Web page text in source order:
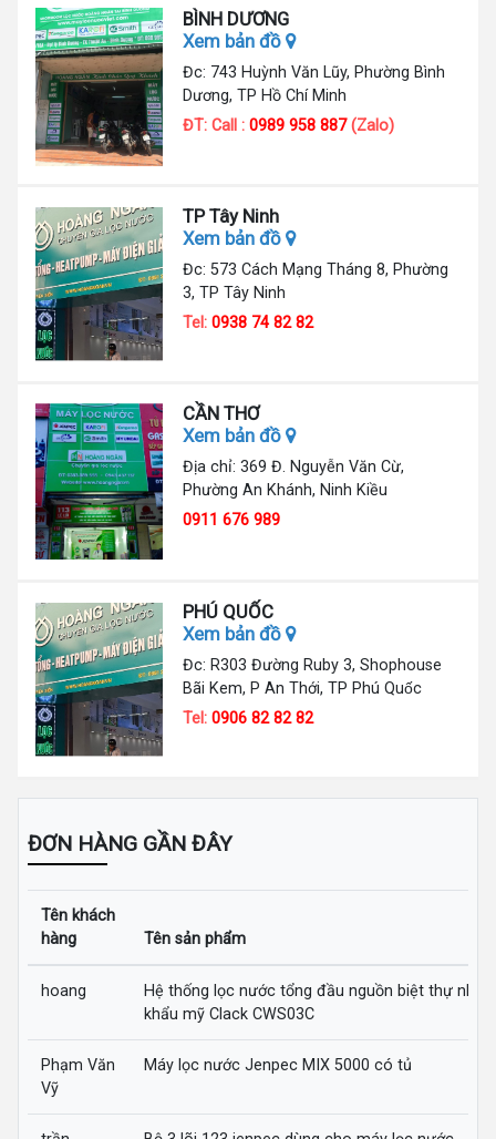
BÌNH DƯƠNG
Xem bản đồ
Đc: 743 Huỳnh Văn Lũy, Phường Bình
Dương, TP Hồ Chí Minh
ĐT: Call :0989 958 887(Zalo)
TP Tây Ninh
Xem bản đồ
Đc: 573 Cách Mạng Tháng 8, Phường
3, TP Tây Ninh
Tel:0938 74 82 82
CẦN THƠ
Xem bản đồ
Địa chỉ: 369 Đ. Nguyễn Văn Cừ,
Phường An Khánh, Ninh Kiều
0911 676 989
PHÚ QUỐC
Xem bản đồ
Đc: R303 Đường Ruby 3, Shophouse
Bãi Kem, P An Thới, TP Phú Quốc
Tel:0906 82 82 82
ĐƠN HÀNG GẦN ĐÂY
Tên khách
hàng
Tên sản phẩm
hoang
Hệ thống lọc nước tổng đầu nguồn biệt thự nhập
khẩu mỹ Clack CWS03C
Phạm Văn
Vỹ
Máy lọc nước Jenpec MIX 5000 có tủ